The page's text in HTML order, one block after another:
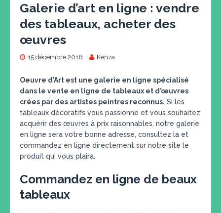
Galerie d’art en ligne : vendre
des tableaux, acheter des
œuvres
15 décembre 2016 Kenza
Oeuvre d’Art est une galerie en ligne spécialisé
dans le vente en ligne de tableaux et d’œuvres
crées par des artistes peintres reconnus. Si les
tableaux décoratifs vous passionne et vous souhaitez
acquérir des œuvres à prix raisonnables, notre galerie
en ligne sera votre bonne adresse, consultez la et
commandez en ligne directement sur notre site le
produit qui vous plaira.
Commandez en ligne de beaux
tableaux